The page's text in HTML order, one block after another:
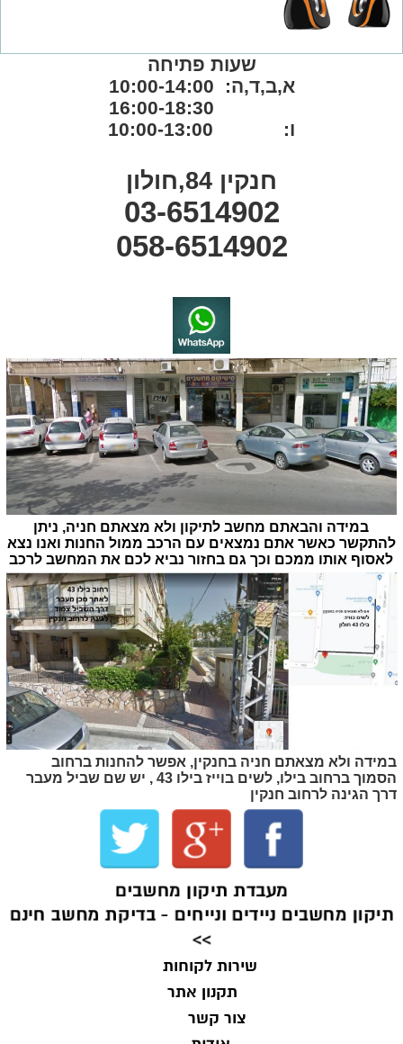
צור קשר
תקנון אתר
שירות לקוחות
מעבדת תיקון מחשבים
תיקון מחשבים ניידים ונייחים - בדיקת מחשב חינם
>>
במידה והבאתם מחשב לתיקון ולא מצאתם חניה, ניתן
להתקשר כאשר אתם נמצאים עם הרכב ממול החנות ואנו נצא
לאסוף אותו ממכם וכך גם בחזור נביא לכם את המחשב לרכב
במידה ולא מצאתם חניה בחנקין, אפשר להחנות ברחוב
הסמוך ברחוב בילו, לשים בוייז בילו 43 , יש שם שביל מעבר
דרך הגינה לרחוב חנקין
שעות פתיחה
א,ב,ד,ה: 10:00-14:00
ו: 10:00-13:00
חנקין 84,חולון
03-6514902
058-6514902